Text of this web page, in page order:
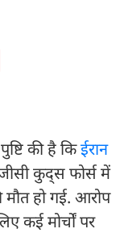
की है किईरान
कुद्स फोर्स में
मौत हो गई. आरोप
कई मोर्चों पर